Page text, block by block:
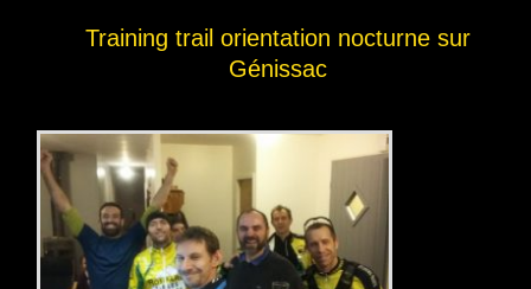
Training trail orientation nocturne sur
Génissac